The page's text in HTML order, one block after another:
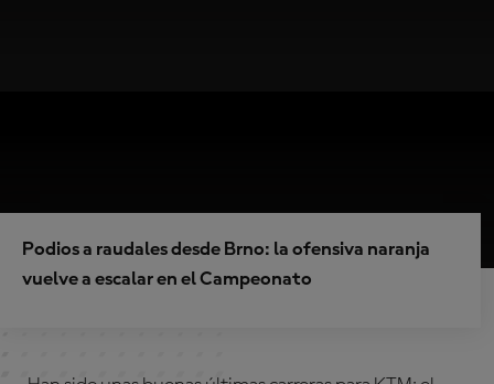
Podios a raudales desde Brno: la ofensiva naranja
vuelve a escalar en el Campeonato